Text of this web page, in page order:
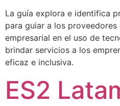
La guía explora e identifica
para guiar a los
empresarial en el uso de
brindar servicios a los
eficaz e inclusiva.
ES2